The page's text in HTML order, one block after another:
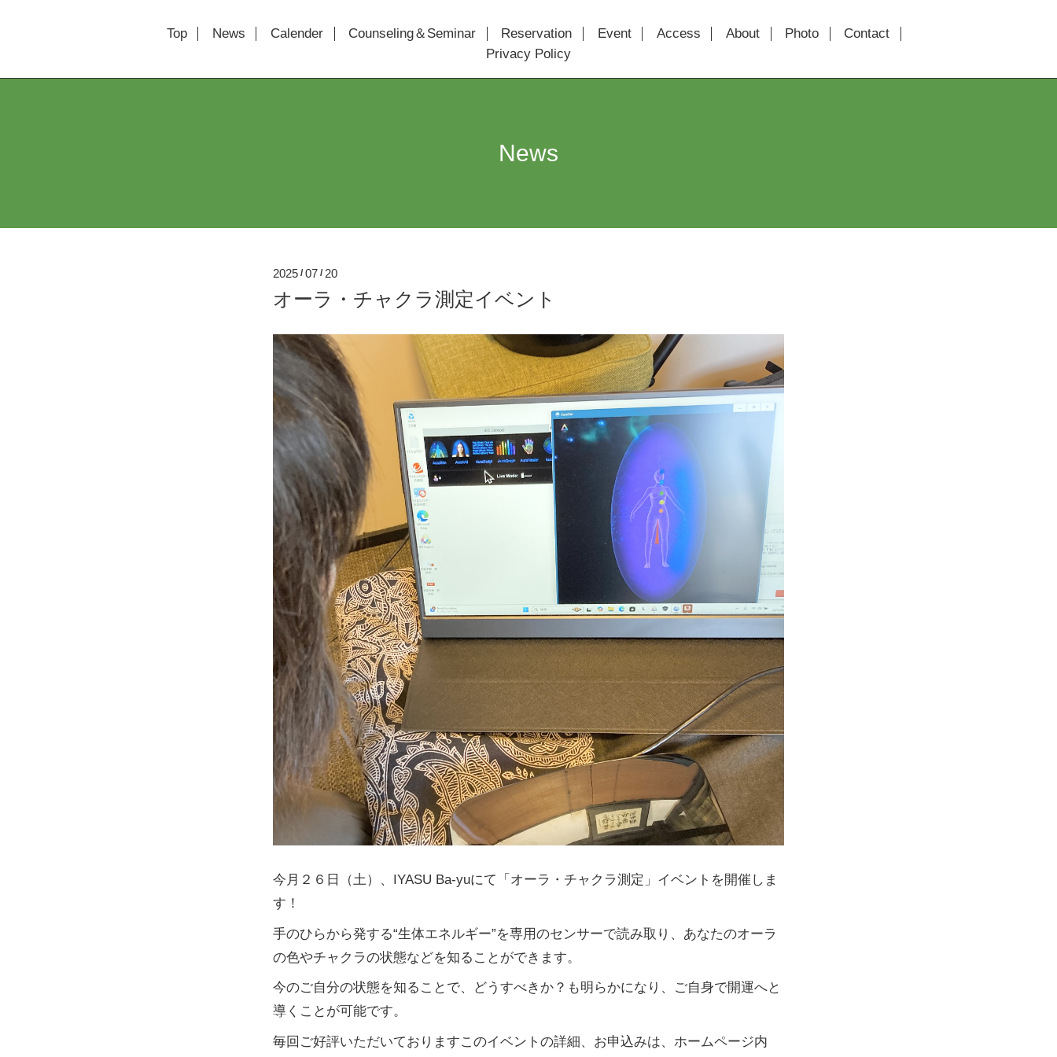
Top News Calender Counseling＆Seminar Reservation Event Access About Photo
Contact
Privacy Policy
News
2025 /07 / 20
オーラ・チャクラ測定イベント
今月２６日（土）、IYASU Ba-yuにて「オーラ・チャクラ測定」イベントを開催しま
す！
手のひらから発する“生体エネルギー”を専用のセンサーで読み取り、あなたのオーラ
の色やチャクラの状態などを知ることができます。
今のご自分の状態を知ることで、どうすべきか？も明らかになり、ご自身で開運へと
導くことが可能です。
毎回ご好評いただいておりますこのイベントの詳細、お申込みは、ホームページ内